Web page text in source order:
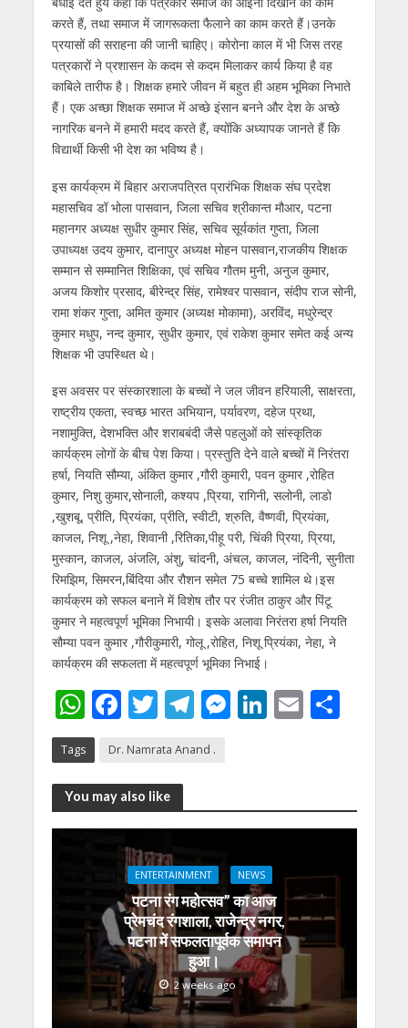
करते हैं, तथा समाज में जागरूकता फैलाने का काम करते हैं।उनके
प्रयासों की सराहना की जानी चाहिए। कोरोना काल में भी जिस तरह
पत्रकारों ने प्रशासन के कदम से कदम मिलाकर कार्य किया है वह
काबिले तारीफ है। शिक्षक हमारे जीवन में बहुत ही अहम भूमिका निभाते
हैं। एक अच्छा शिक्षक समाज में अच्छे इंसान बनने और देश के अच्छे
नागरिक बनने में हमारी मदद करते हैं, क्योंकि अध्यापक जानते हैं कि
विद्यार्थी किसी भी देश का भविष्य है।
इस कार्यक्रम में बिहार अराजपत्रित प्रारंभिक शिक्षक संघ प्रदेश
महासचिव डॉ भोला पासवान, जिला सचिव श्रीकान्त मौआर, पटना
महानगर अध्यक्ष सुधीर कुमार सिंह, सचिव सूर्यकांत गुप्ता, जिला
उपाध्यक्ष उदय कुमार, दानापुर अध्यक्ष मोहन पासवान,राजकीय शिक्षक
सम्मान से सम्मानित शिक्षिका, एवं सचिव गौतम मुनी, अनुज कुमार,
अजय किशोर प्रसाद, बीरेन्द्र सिंह, रामेश्वर पासवान, संदीप राज सोनी,
रामा शंकर गुप्ता, अमित कुमार (अध्यक्ष मोकामा), अरविंद, मधुरेन्द्र
कुमार मधुप, नन्द कुमार, सुधीर कुमार, एवं राकेश कुमार समेत कई अन्य
शिक्षक भी उपस्थित थे।
इस अवसर पर संस्कारशाला के बच्चों ने जल जीवन हरियाली, साक्षरता,
राष्ट्रीय एकता, स्वच्छ भारत अभियान, पर्यावरण, दहेज प्रथा,
नशामुक्ति, देशभक्ति और शराबबंदी जैसे पहलुओं को सांस्कृतिक
कार्यक्रम लोगों के बीच पेश किया। प्रस्तुति देने वाले बच्चों में निरंतरा
हर्षा, नियति सौम्या, अंकित कुमार ,गौरी कुमारी, पवन कुमार ,रोहित
कुमार, निशु कुमार,सोनाली, कश्यप ,प्रिया, रागिनी, सलोनी, लाडो
,खुशबू, प्रीति, प्रियंका, प्रीति, स्वीटी, श्रुति, वैष्णवी, प्रियंका,
काजल, निशू ,नेहा, शिवानी ,रितिका,पीहू परी, चिंकी प्रिया, प्रिया,
मुस्कान, काजल, अंजलि, अंशु, चांदनी, अंचल, काजल, नंदिनी, सुनीता
रिमझिम, सिमरन,बिंदिया और रौशन समेत 75 बच्चे शामिल थे।इस
कार्यक्रम को सफल बनाने में विशेष तौर पर रंजीत ठाकुर और पिंटू
कुमार ने महत्वपूर्ण भूमिका निभायी। इसके अलावा निरंतरा हर्षा नियति
सौम्या पवन कुमार ,गौरीकुमारी, गोलू ,रोहित, निशू प्रियंका, नेहा, ने
कार्यक्रम की सफलता में महत्वपूर्ण भूमिका निभाई।
W
h
at
s
A
F
e
b
o
o
k
T
itt
er
T
e
a
M
n
er
Li
dI
E S
Tags Dr. Namrata Anand .
You may also like
ENTERTAINMENT NEWS
पटना रंग महोत्सव” का आज
प्रेमचंद रंगशाला, राजेन्द्र नगर,
पटना में सफलतापूर्वक समापन
हुआ।
2 weeks ago